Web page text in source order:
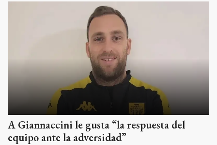
A Giannaccini le gusta “la respuesta del
equipo ante la adversidad”